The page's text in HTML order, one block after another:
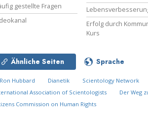
gestellte Fragen
Erfolg durch
Kurs
Ähnliche Seiten Sprache
Hubbard Dianetik Scientology Network
Association of Scientologists
Der Weg
Commission on Human Rights